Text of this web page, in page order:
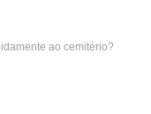
ao cemitério?